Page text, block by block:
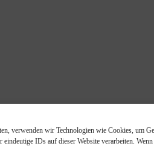
verwenden wir Technologien wie Cookies, um
IDs auf dieser Website verarbeiten.